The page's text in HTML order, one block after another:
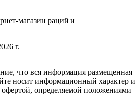
магазин раций и
г.
что вся информация размещенная
носит информационный характер и
офертой, определяемой положениями